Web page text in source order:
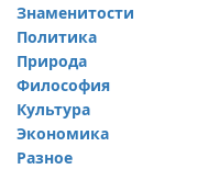
Знаменитости
Политика
Природа
Философия
Культура
Экономика
Разное